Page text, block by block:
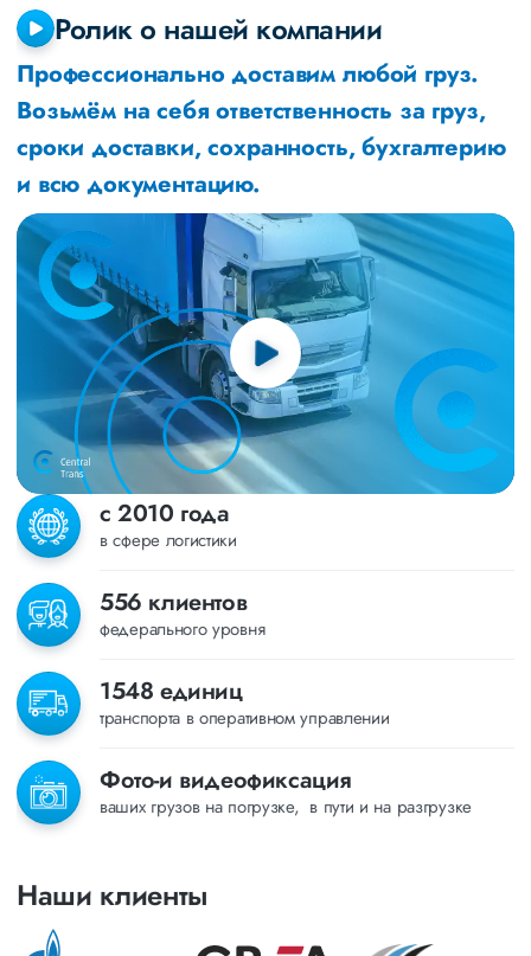
Ролик о нашей компании
Профессионально доставим любой груз.
Возьмём на себя ответственность за груз,
сроки доставки, сохранность, бухгалтерию
и всю документацию.
с 2010 года
в сфере логистики
556 клиентов
федерального уровня
1548 единиц
транспорта в оперативном управлении
Фото-и видеофиксация
ваших грузов на погрузке, в пути и на разгрузке
Наши клиенты